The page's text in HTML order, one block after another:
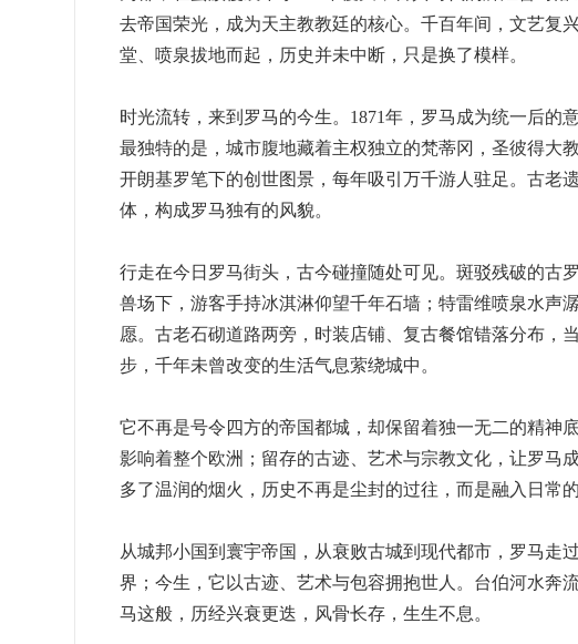
去帝国荣光，成为天主教教廷的核心。千百年间，文艺复
堂、喷泉拔地而起，历史并未中断，只是换了模样。
时光流转，来到罗马的今生。1871年，罗马成为统一后的
最独特的是，城市腹地藏着主权独立的梵蒂冈，圣彼得大
开朗基罗笔下的创世图景，每年吸引万千游人驻足。古老
体，构成罗马独有的风貌。
行走在今日罗马街头，古今碰撞随处可见。斑驳残破的古
兽场下，游客手持冰淇淋仰望千年石墙；特雷维喷泉水声
愿。古老石砌道路两旁，时装店铺、复古餐馆错落分布，
步，千年未曾改变的生活气息萦绕城中。
它不再是号令四方的帝国都城，却保留着独一无二的精神
影响着整个欧洲；留存的古迹、艺术与宗教文化，让罗马
多了温润的烟火，历史不再是尘封的过往，而是融入日常的
从城邦小国到寰宇帝国，从衰败古城到现代都市，罗马走
界；今生，它以古迹、艺术与包容拥抱世人。台伯河水奔
马这般，历经兴衰更迭，风骨长存，生生不息。